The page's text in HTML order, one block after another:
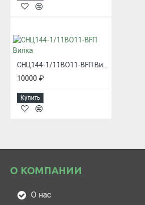
СНЦ144-1/11ВО11-BFП Вилка
10000 ₽
Купить
О КОМПАНИИ
О нас